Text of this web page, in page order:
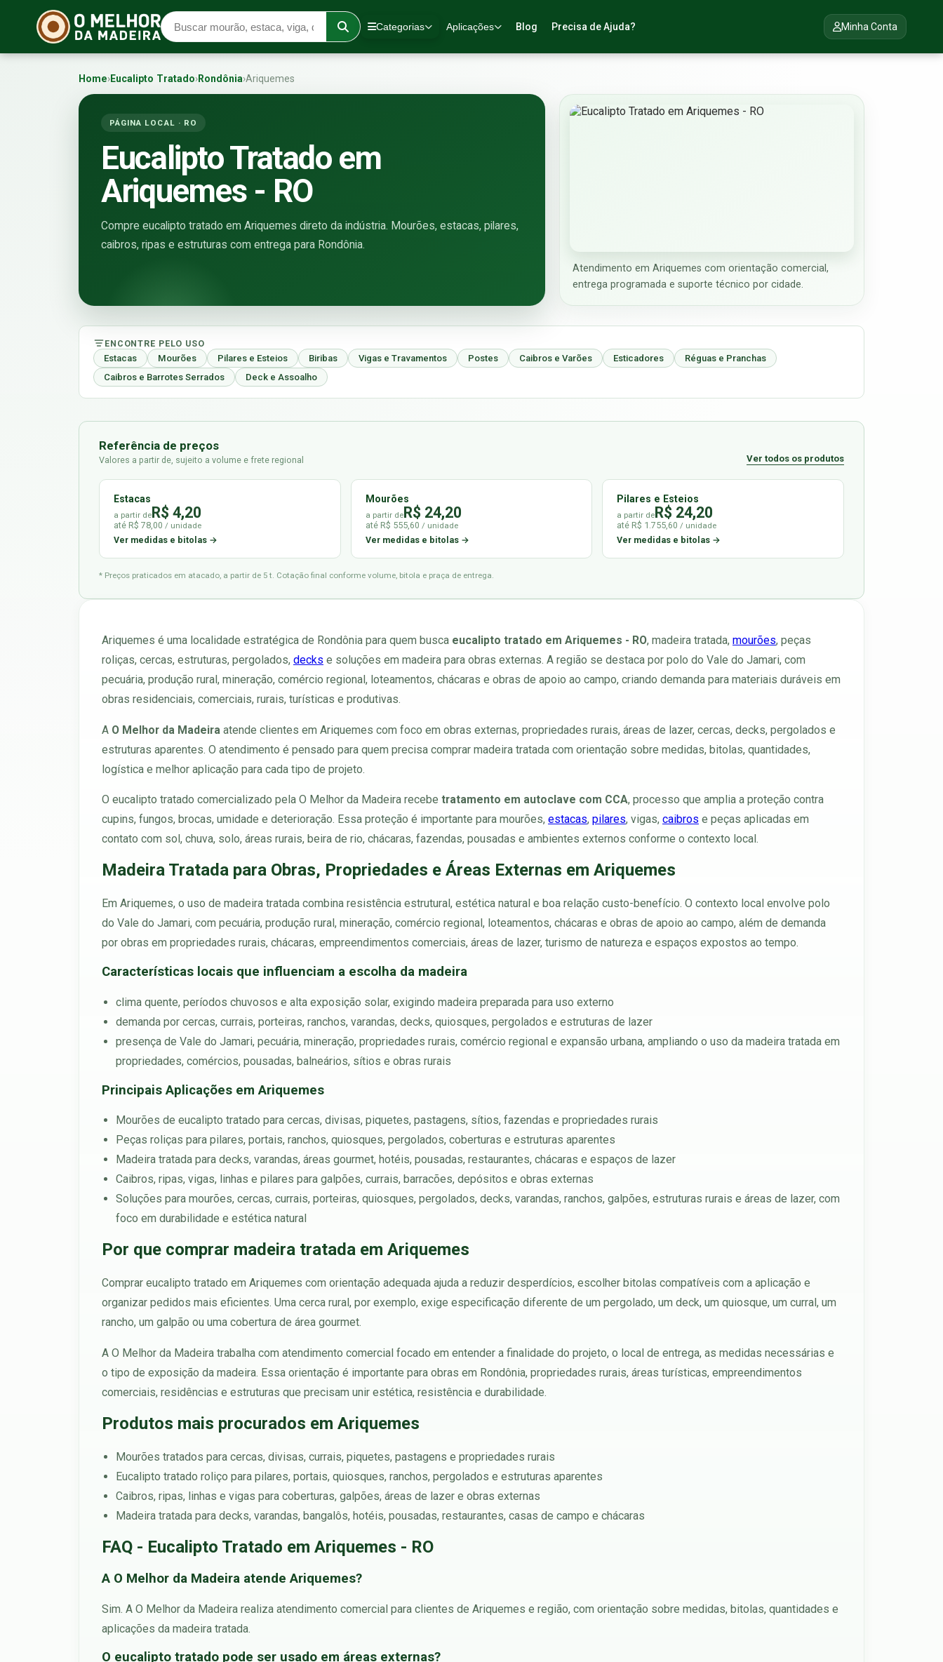
Categorias Aplicações Blog Precisa de Ajuda? Minha Conta
Home›Eucalipto Tratado›Rondônia›Ariquemes
PÁGINA LOCAL · RO
Eucalipto Tratado em
Ariquemes - RO
Compre eucalipto tratado em Ariquemes direto da indústria. Mourões, estacas, pilares,
caibros, ripas e estruturas com entrega para Rondônia.
Atendimento em Ariquemes com orientação comercial,
entrega programada e suporte técnico por cidade.
ENCONTRE PELO USO
Estacas
Mourões Pilares e Esteios Biribas Vigas e Travamentos Postes Caibros e Varões Esticadores
Réguas e Pranchas
Caibros e Barrotes Serrados
Deck e Assoalho
Referência de preços
Valores a partir de, sujeito a volume e frete regional Ver todos os produtos
Estacas
a partir deR$ 4,20
até R$ 78,00 / unidade
Ver medidas e bitolas →
Mourões
a partir deR$ 24,20
até R$ 555,60 / unidade
Ver medidas e bitolas →
Pilares e Esteios
a partir deR$ 24,20
até R$ 1.755,60/ unidade
Ver medidas e bitolas →
* Preços praticados em atacado, a partir de 5 t. Cotação final conforme volume, bitola e praça de entrega.
Ariquemes é uma localidade estratégica de Rondônia para quem busca eucalipto tratado em Ariquemes - RO, madeira tratada, mourões, peças
roliças, cercas, estruturas, pergolados, decks e soluções em madeira para obras externas. A região se destaca por polo do Vale do Jamari, com
pecuária, produção rural, mineração, comércio regional, loteamentos, chácaras e obras de apoio ao campo, criando demanda para materiais duráveis em
obras residenciais, comerciais, rurais, turísticas e produtivas.
A O Melhor da Madeira atende clientes em Ariquemes com foco em obras externas, propriedades rurais, áreas de lazer, cercas, decks, pergolados e
estruturas aparentes. O atendimento é pensado para quem precisa comprar madeira tratada com orientação sobre medidas, bitolas, quantidades,
logística e melhor aplicação para cada tipo de projeto.
O eucalipto tratado comercializado pela O Melhor da Madeira recebe tratamento em autoclave com CCA, processo que amplia a proteção contra
cupins, fungos, brocas, umidade e deterioração. Essa proteção é importante para mourões, estacas, pilares, vigas, caibros e peças aplicadas em
contato com sol, chuva, solo, áreas rurais, beira de rio, chácaras, fazendas, pousadas e ambientes externos conforme o contexto local.
Madeira Tratada para Obras, Propriedades e Áreas Externas em Ariquemes
Em Ariquemes, o uso de madeira tratada combina resistência estrutural, estética natural e boa relação custo-benefício. O contexto local envolve polo
do Vale do Jamari, com pecuária, produção rural, mineração, comércio regional, loteamentos, chácaras e obras de apoio ao campo, além de demanda
por obras em propriedades rurais, chácaras, empreendimentos comerciais, áreas de lazer, turismo de natureza e espaços expostos ao tempo.
Características locais que influenciam a escolha da madeira
clima quente, períodos chuvosos e alta exposição solar, exigindo madeira preparada para uso externo
demanda por cercas, currais, porteiras, ranchos, varandas, decks, quiosques, pergolados e estruturas de lazer
presença de Vale do Jamari, pecuária, mineração, propriedades rurais, comércio regional e expansão urbana, ampliando o uso da madeira tratada em
propriedades, comércios, pousadas, balneários, sítios e obras rurais
Principais Aplicações em Ariquemes
Mourões de eucalipto tratado para cercas, divisas, piquetes, pastagens, sítios, fazendas e propriedades rurais
Peças roliças para pilares, portais, ranchos, quiosques, pergolados, coberturas e estruturas aparentes
Madeira tratada para decks, varandas, áreas gourmet, hotéis, pousadas, restaurantes, chácaras e espaços de lazer
Caibros, ripas, vigas, linhas e pilares para galpões, currais, barracões, depósitos e obras externas
Soluções para mourões, cercas, currais, porteiras, quiosques, pergolados, decks, varandas, ranchos, galpões, estruturas rurais e áreas de lazer, com
foco em durabilidade e estética natural
Por que comprar madeira tratada em Ariquemes
Comprar eucalipto tratado em Ariquemes com orientação adequada ajuda a reduzir desperdícios, escolher bitolas compatíveis com a aplicação e
organizar pedidos mais eficientes. Uma cerca rural, por exemplo, exige especificação diferente de um pergolado, um deck, um quiosque, um curral, um
rancho, um galpão ou uma cobertura de área gourmet.
A O Melhor da Madeira trabalha com atendimento comercial focado em entender a finalidade do projeto, o local de entrega, as medidas necessárias e
o tipo de exposição da madeira. Essa orientação é importante para obras em Rondônia, propriedades rurais, áreas turísticas, empreendimentos
comerciais, residências e estruturas que precisam unir estética, resistência e durabilidade.
Produtos mais procurados em Ariquemes
Mourões tratados para cercas, divisas, currais, piquetes, pastagens e propriedades rurais
Eucalipto tratado roliço para pilares, portais, quiosques, ranchos, pergolados e estruturas aparentes
Caibros, ripas, linhas e vigas para coberturas, galpões, áreas de lazer e obras externas
Madeira tratada para decks, varandas, bangalôs, hotéis, pousadas, restaurantes, casas de campo e chácaras
FAQ - Eucalipto Tratado em Ariquemes - RO
A O Melhor da Madeira atende Ariquemes?
Sim. A O Melhor da Madeira realiza atendimento comercial para clientes de Ariquemes e região, com orientação sobre medidas, bitolas, quantidades e
aplicações da madeira tratada.
O eucalipto tratado pode ser usado em áreas externas?